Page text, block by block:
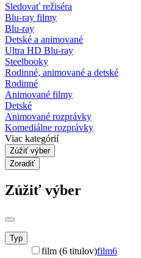
Sledovať režiséra
Blu-ray filmy
Blu-ray
Detské a animované
Ultra HD Blu-ray
Steelbooky
Rodinné, animované a detské
Rodinné
Animované filmy
Detské
Animované rozprávky
Komediálne rozprávky
Viac kategórií
Zúžiť výber
Zoradiť
Zúžiť výber
Typ
film (6 titulov)film6